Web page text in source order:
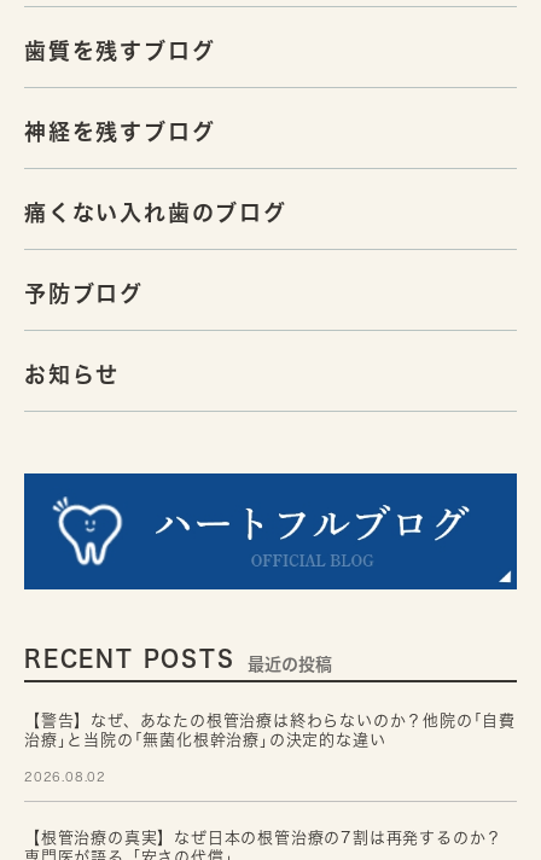
歯質を残すブログ
神経を残すブログ
痛くない入れ歯のブログ
予防ブログ
お知らせ
RECENT POSTS 最近の投稿
【警告】なぜ、あなたの根管治療は終わらないのか？他院の｢自費
治療｣と当院の｢無菌化根幹治療｣の決定的な違い
2026.08.02
【根管治療の真実】なぜ日本の根管治療の7割は再発するのか？